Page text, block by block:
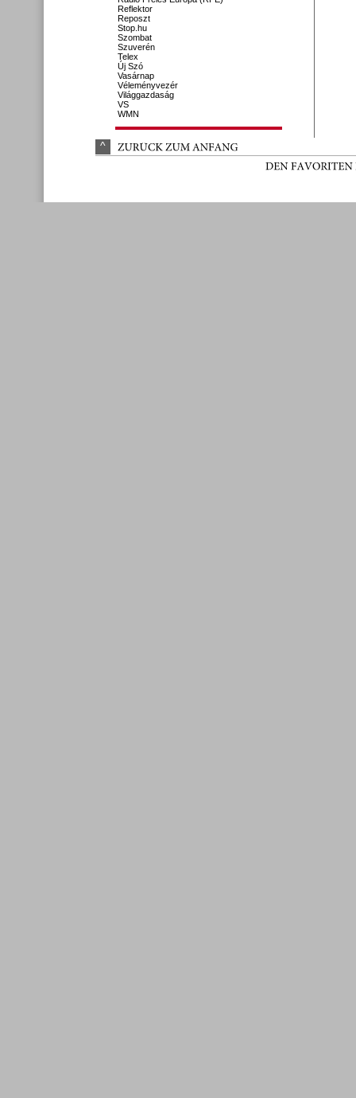
Reflektor
Reposzt
Stop.hu
Szombat
Szuverén
Telex
Új Szó
Vasárnap
Véleményvezér
Világgazdaság
VS
WMN
^ ZURÜCK ZUM ANFANG
DEN FAVORITEN